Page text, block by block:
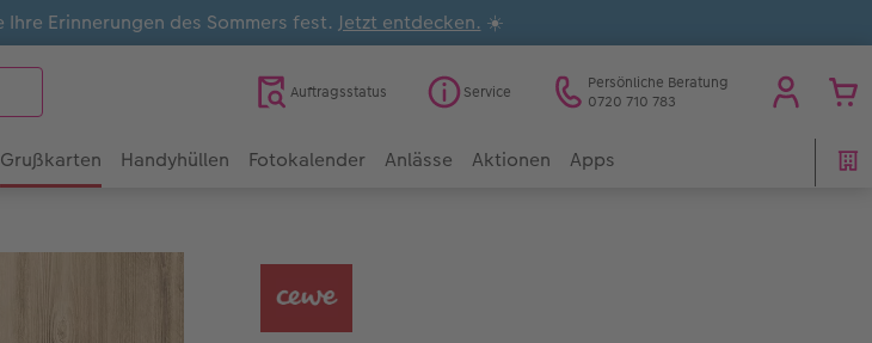
Erinnerungen des Sommers fest. Jetzt entdecken. ☀️
Auftragsstatus Service
Persönliche Beratung
0720 710 783
Grußkarten Handyhüllen Fotokalender Anlässe Aktionen Apps